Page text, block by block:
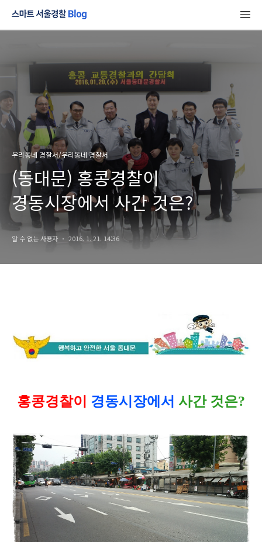
우리동네 경찰서/우리동네 경찰서
(동대문) 홍콩경찰이
경동시장에서 사간 것은?
알 수 없는 사용자 2016. 1. 21. 14:36
홍콩경찰이 경동시장에서 사간 것은?